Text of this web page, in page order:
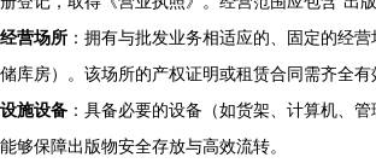
经营场所 ：拥有与批发业务相适应的、固定的经
储库房）。该场所的产权证明或租赁合同需齐全有
设施设备 ：具备必要的设备（如货架、计算机、管
能够保障出版物安全存放与高效流转。